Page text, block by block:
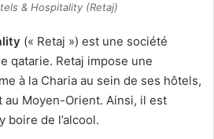
& Hospitality (Retaj)
(« Retaj ») est une société
qatarie. Retaj impose une
à la Charia au sein de ses hôtels,
Moyen-Orient. Ainsi, il est
boire de l’alcool.